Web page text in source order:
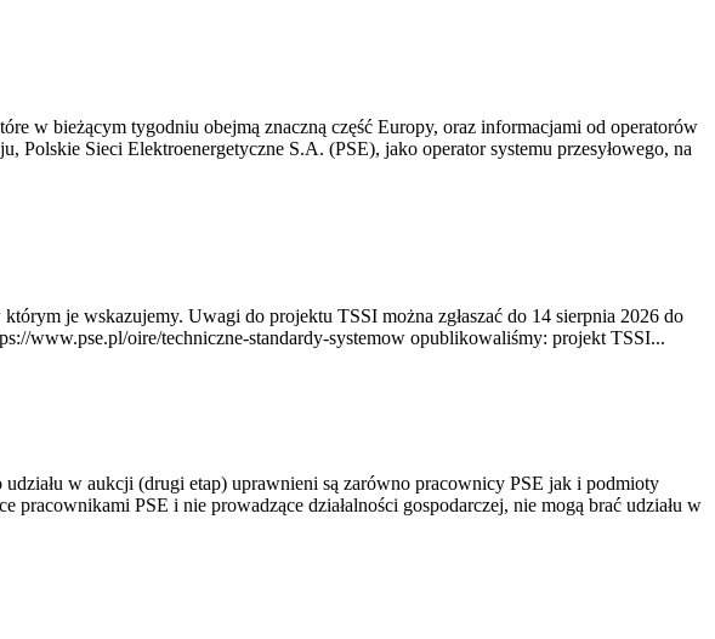
w bieżącym tygodniu obejmą znaczną część Europy, oraz informacjami od operatorów
Sieci Elektroenergetyczne S.A. (PSE), jako operator systemu przesyłowego, na
je wskazujemy. Uwagi do projektu TSSI można zgłaszać do 14 sierpnia 2026 do
www.pse.pl/oire/techniczne-standardy-systemow opublikowaliśmy: projekt TSSI...
w aukcji (drugi etap) uprawnieni są zarówno pracownicy PSE jak i podmioty
pracownikami PSE i nie prowadzące działalności gospodarczej, nie mogą brać udziału w